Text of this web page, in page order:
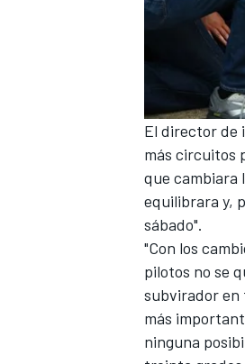
El director de
más circuitos
que cambiara
equilibrara y,
sábado".
"Con los
pilotos no se
subvirador en
más
ninguna